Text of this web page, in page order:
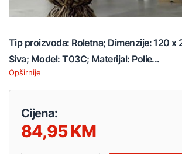
Tip proizvoda: Roletna; Dimenzije: 120 x
Siva; Model: T03C; Materijal: Polie...
Opširnije
Cijena:
84,95